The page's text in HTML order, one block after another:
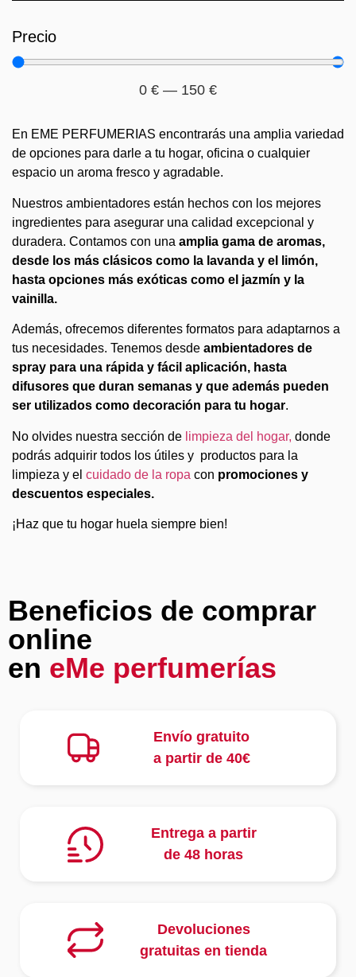
Precio
0 € — 150 €
En EME PERFUMERIAS encontrarás una amplia variedad
de opciones para darle a tu hogar, oficina o cualquier
espacio un aroma fresco y agradable.
Nuestros ambientadores están hechos con los mejores
ingredientes para asegurar una calidad excepcional y
duradera. Contamos con una amplia gama de aromas,
desde los más clásicos como la lavanda y el limón,
hasta opciones más exóticas como el jazmín y la
vainilla.
Además, ofrecemos diferentes formatos para adaptarnos a
tus necesidades. Tenemos desde ambientadores de
spray para una rápida y fácil aplicación, hasta
difusores que duran semanas y que además pueden
ser utilizados como decoración para tu hogar.
No olvides nuestra sección de limpieza del hogar, donde
podrás adquirir todos los útiles y productos para la
limpieza y el cuidado de la ropa con promociones y
descuentos especiales.
¡Haz que tu hogar huela siempre bien!
Beneficios de comprar
online
en eMe perfumerías
Envío gratuito
a partir de 40€
Entrega a partir
de 48 horas
Devoluciones
gratuitas en tienda